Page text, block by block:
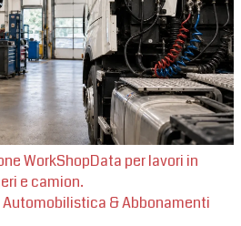
WorkShopData per lavori in
e camion.
& Abbonamenti